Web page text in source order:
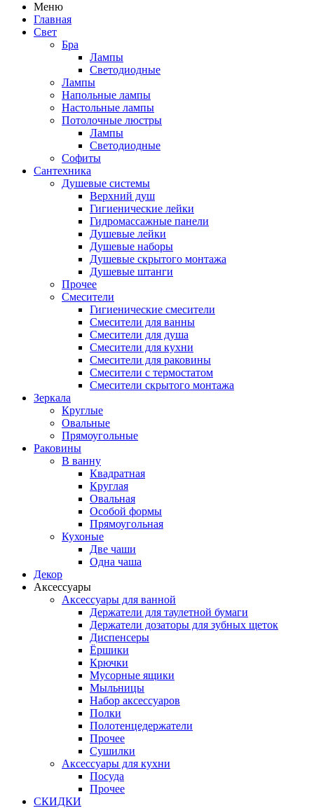
Меню
Главная
Свет
Бра
Лампы
Светодиодные
Лампы
Напольные лампы
Настольные лампы
Потолочные люстры
Лампы
Светодиодные
Софиты
Сантехника
Душевые системы
Верхний душ
Гигиенические лейки
Гидромассажные панели
Душевые лейки
Душевые наборы
Душевые скрытого монтажа
Душевые штанги
Прочее
Смесители
Гигиенические смесители
Смесители для ванны
Смесители для душа
Смесители для кухни
Смесители для раковины
Смесители с термостатом
Смесители скрытого монтажа
Зеркала
Круглые
Овальные
Прямоугольные
Раковины
В ванну
Квадратная
Круглая
Овальная
Особой формы
Прямоугольная
Кухоные
Две чаши
Одна чаша
Декор
Аксессуары
Аксессуары для ванной
Держатели для таулетной бумаги
Держатели дозаторы для зубных щеток
Диспенсеры
Ёршики
Крючки
Мусорные ящики
Мыльницы
Набор аксессуаров
Полки
Полотенцедержатели
Прочее
Сушилки
Аксессуары для кухни
Посуда
Прочее
СКИДКИ